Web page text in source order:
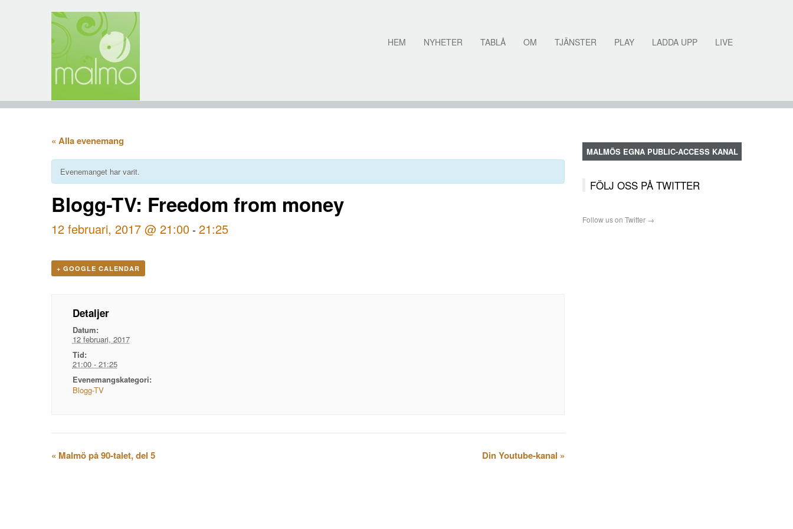
HEM NYHETER TABLÅ OM TJÄNSTER PLAY LADDA UPP LIVE
« Alla evenemang
Evenemanget har varit.
Blogg-TV: Freedom from money
12 februari, 2017 @ 21:00-21:25
+ GOOGLE CALENDAR
Detaljer
Datum:
12 februari, 2017
Tid:
21:00 - 21:25
Evenemangskategori:
Blogg-TV
Evenemangsnavigation
« Malmö på 90-talet, del 5 Din Youtube-kanal »
MALMÖS EGNA PUBLIC-ACCESS KANAL
FÖLJ OSS PÅ TWITTER
Follow us on Twitter →